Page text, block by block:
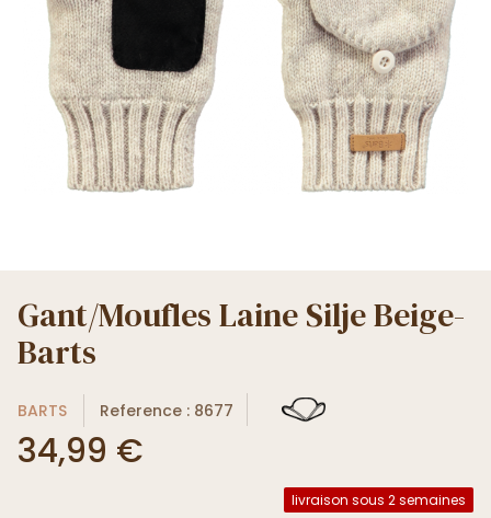
Gant/Moufles Laine Silje Beige-
Barts
BARTS Reference : 8677
34,99 €
livraison sous 2 semaines